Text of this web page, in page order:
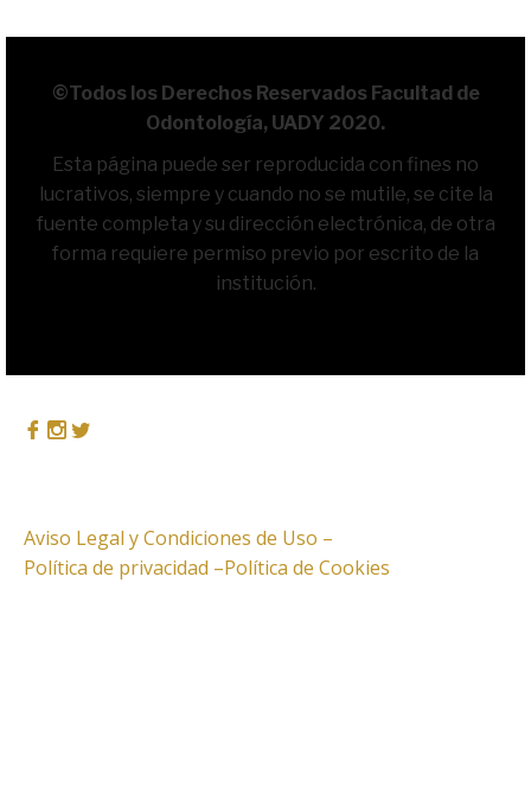
©Todos los Derechos Reservados Facultad de
Odontología, UADY 2020.
Esta página puede ser reproducida con fines no
lucrativos, siempre y cuando no se mutile, se cite la
fuente completa y su dirección electrónica, de otra
forma requiere permiso previo por escrito de la
institución.
Aviso Legal y Condiciones de Uso –
Política de privacidad –Política de Cookies